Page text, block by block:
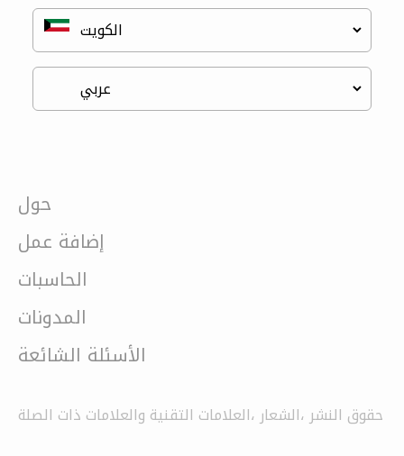
حول
إضافة عمل
الحاسبات
المدونات
الأسئلة الشائعة
حقوق النشر ،الشعار ،العلامات التقنية والعلامات ذات الصلة